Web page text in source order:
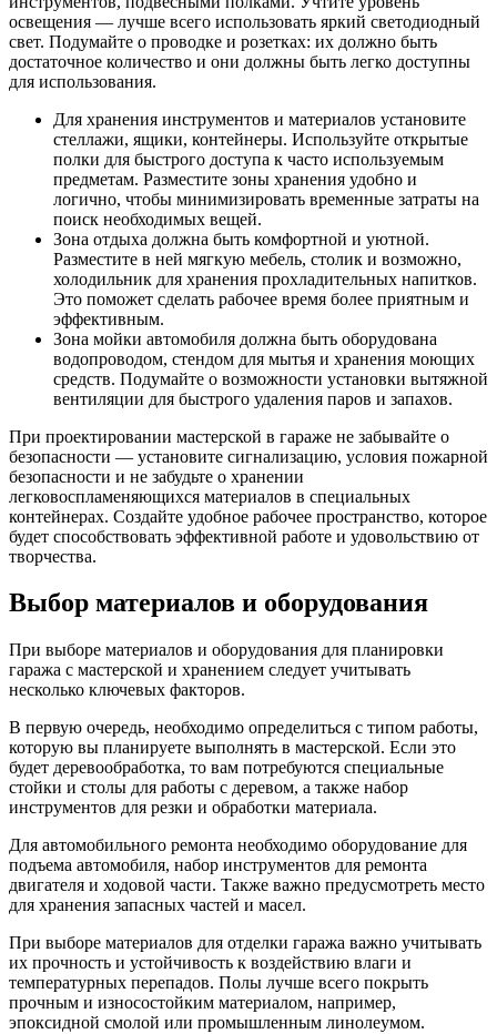
освещения — лучше всего использовать яркий светодиодный
свет. Подумайте о проводке и розетках: их должно быть
достаточное количество и они должны быть легко доступны
для использования.
Для хранения инструментов и материалов установите
стеллажи, ящики, контейнеры. Используйте открытые
полки для быстрого доступа к часто используемым
предметам. Разместите зоны хранения удобно и
логично, чтобы минимизировать временные затраты на
поиск необходимых вещей.
Зона отдыха должна быть комфортной и уютной.
Разместите в ней мягкую мебель, столик и возможно,
холодильник для хранения прохладительных напитков.
Это поможет сделать рабочее время более приятным и
эффективным.
Зона мойки автомобиля должна быть оборудована
водопроводом, стендом для мытья и хранения моющих
средств. Подумайте о возможности установки вытяжной
вентиляции для быстрого удаления паров и запахов.
При проектировании мастерской в гараже не забывайте о
безопасности — установите сигнализацию, условия пожарной
безопасности и не забудьте о хранении
легковоспламеняющихся материалов в специальных
контейнерах. Создайте удобное рабочее пространство, которое
будет способствовать эффективной работе и удовольствию от
творчества.
Выбор материалов и оборудования
При выборе материалов и оборудования для планировки
гаража с мастерской и хранением следует учитывать
несколько ключевых факторов.
В первую очередь, необходимо определиться с типом работы,
которую вы планируете выполнять в мастерской. Если это
будет деревообработка, то вам потребуются специальные
стойки и столы для работы с деревом, а также набор
инструментов для резки и обработки материала.
Для автомобильного ремонта необходимо оборудование для
подъема автомобиля, набор инструментов для ремонта
двигателя и ходовой части. Также важно предусмотреть место
для хранения запасных частей и масел.
При выборе материалов для отделки гаража важно учитывать
их прочность и устойчивость к воздействию влаги и
температурных перепадов. Полы лучше всего покрыть
прочным и износостойким материалом, например,
эпоксидной смолой или промышленным линолеумом.